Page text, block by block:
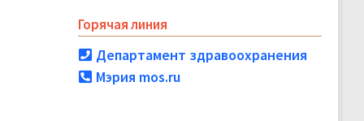
Горячая линия
Департамент здравоохранения
Мэрия mos.ru